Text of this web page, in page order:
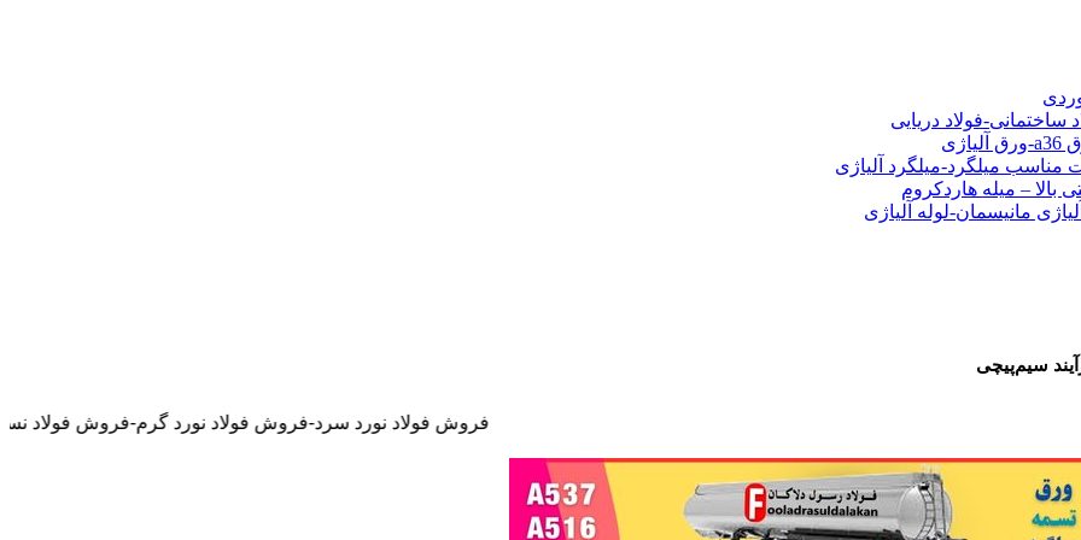
ساختمانی-فولاد دریایی
مناسب میلگرد-میلگرد آلیاژی
– میله هاردکروم
مانیسمان-لوله آلیاژی
فروش فولاد نورد سرد-فروش فولاد نورد گرم-فروش فولاد نسوز-فروش فولاد ضد